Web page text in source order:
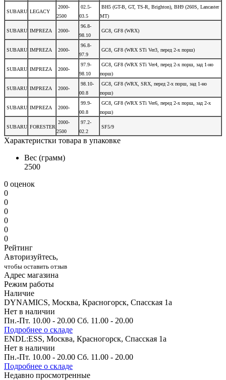
SUBARU LEGACY
2000-
2500
02.5-
03.5
BH5 (GT-B, GT, TS-R, Brighton), BH9 (260S, Lancaster
MT)
SUBARU IMPREZA 2000-
96.8-
98.10
GC8, GF8 (WRX)
SUBARU IMPREZA 2000-
96.8-
97.9
GC8, GF8 (WRX STi Ver3, перед 2-х порш)
SUBARU IMPREZA 2000-
97.9-
98.10
GC8, GF8 (WRX STi Ver4, перед 2-х порш, зад 1-но
порш)
SUBARU IMPREZA 2000-
98.10-
00.8
GC8, GF8 (WRX, SRX, перед 2-х порш, зад 1-но
порш)
SUBARU IMPREZA 2000-
99.9-
00.8
GC8, GF8 (WRX STi Ver6, перед 2-х порш, зад 2-х
порш)
SUBARU FORESTER
2000-
2500
97.2-
02.2
SF5/9
Характеристки товара в упаковке
Вес (грамм)
2500
0 оценок
0
0
0
0
0
0
Рейтинг
Авторизуйтесь,
чтобы оставить отзыв
Адрес магазина
Режим работы
Наличие
DYNAMICS, Москва, Красногорск, Спасская 1а
Нет в наличии
Пн.-Пт. 10.00 - 20.00 Сб. 11.00 - 20.00
Подробнее о складе
ENDL:ESS, Москва, Красногорск, Спасская 1а
Нет в наличии
Пн.-Пт. 10.00 - 20.00 Сб. 11.00 - 20.00
Подробнее о складе
Недавно просмотренные